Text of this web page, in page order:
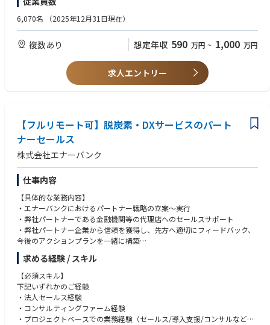
＜歓迎要件＞
・社内外の関係部署と協調して連携、行動できるコミュニケーション能力
・周囲を巻き込みながら、業務を遂行できるリーダーシップ
＜マインド・人柄＞
・地域医療に貢献しようとする志のある方
6,070名 （2025年12月31日現在）
複数あり 想定年収 590 万円 ~ 1,000 万円
求人エントリー
【フルリモート可】脱炭素・DXサービスのパート
ナーセールス
株式会社エナーバンク
仕事内容
【具体的な業務内容】
・エナーバンクにおけるパートナー戦略の立案〜実行
・弊社パートナーである金融機関等の代理店へのセールスサポート
・弊社パートナー企業から信頼を獲得し、先方へ適切にフィードバック、
今後のアクションプランを一緒に構築
・自治体企業、民間企業の新規開拓
・顧客に電力状況を提示するための情報をヒアリングし、資料化
・既存顧客、代理店へのフォロー
・エネオク導入が決定した企業に対する、電力調達までのカスタマーサク
セス
・社内PMチーム、オペレーションチームとの連携
・セールスやプロジェクトに関わる各種資料作成
求める経験 / スキル
【必須スキル】
下記いずれかのご経験
・法人セールス経験
・コンサルティングファーム経験
・プロジェクトベースでの業務経験（セールス/導入支援/コンサルなど）